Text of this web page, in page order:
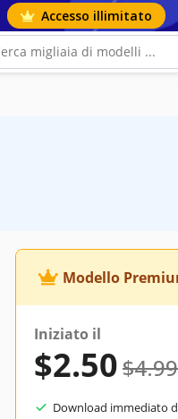
Accesso illimitato
Modello
Iniziato il
$2.50$4.99
Download immediato